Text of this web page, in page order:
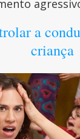
a
criança